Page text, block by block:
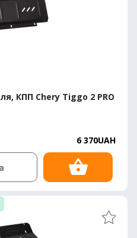
КПП Chery Tiggo 2 PRO
6 370UAH